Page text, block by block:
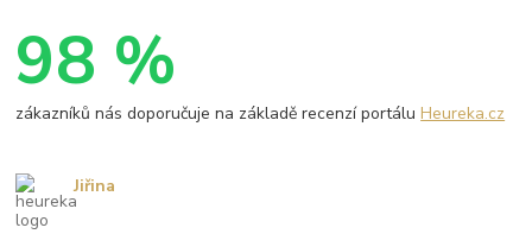
98 %
zákazníků nás doporučuje na základě recenzí portáluHeureka.cz
Jiřina